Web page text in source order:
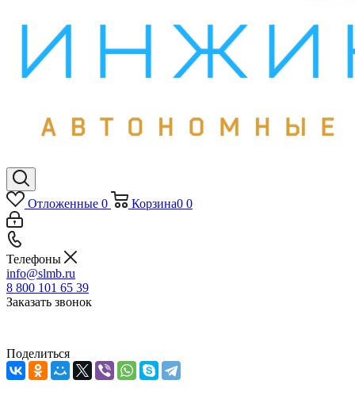
Отложенные 0 Корзина0 0
Телефоны
info@slmb.ru
8 800 101 65 39
Заказать звонок
Поделиться